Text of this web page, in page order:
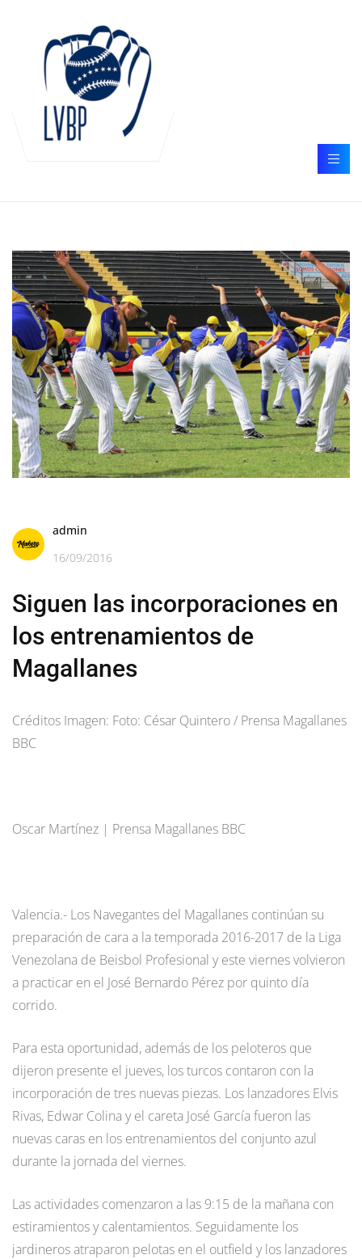
admin
16/09/2016
Siguen las incorporaciones en
los entrenamientos de
Magallanes
Créditos Imagen: Foto: César Quintero / Prensa Magallanes
BBC
Oscar Martínez | Prensa Magallanes BBC
Valencia.- Los Navegantes del Magallanes continúan su
preparación de cara a la temporada 2016-2017 de la Liga
Venezolana de Beisbol Profesional y este viernes volvieron
a practicar en el José Bernardo Pérez por quinto día
corrido.
Para esta oportunidad, además de los peloteros que
dijeron presente el jueves, los turcos contaron con la
incorporación de tres nuevas piezas. Los lanzadores Elvis
Rivas, Edwar Colina y el careta José García fueron las
nuevas caras en los entrenamientos del conjunto azul
durante la jornada del viernes.
Las actividades comenzaron a las 9:15 de la mañana con
estiramientos y calentamientos. Seguidamente los
jardineros atraparon pelotas en el outfield y los lanzadores